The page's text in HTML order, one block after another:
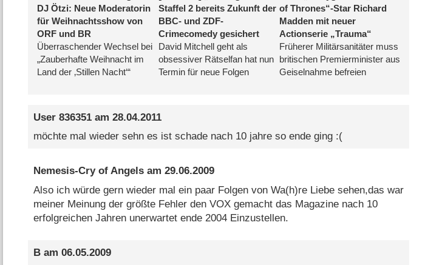
User 836351am 28.04.2011
möchte mal wieder sehn es ist schade nach 10 jahre so ende ging :(
Nemesis-Cry of Angelsam 29.06.2009
Also ich würde gern wieder mal ein paar Folgen von Wa(h)re Liebe sehen,das war
meiner Meinung der größte Fehler den VOX gemacht das Magazine nach 10
erfolgreichen Jahren unerwartet ende 2004 Einzustellen.
Bam 06.05.2009